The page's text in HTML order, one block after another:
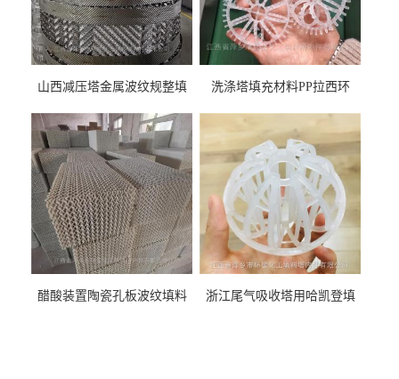
山西减压塔金属波纹规整填
料
洗涤塔填充材料PP拉西环
醋酸装置陶瓷孔板波纹填料
浙江尾气吸收塔用哈凯登填